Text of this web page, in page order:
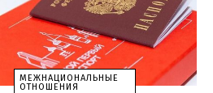
МЕЖНАЦИОНАЛЬНЫЕ
ОТНОШЕНИЯ